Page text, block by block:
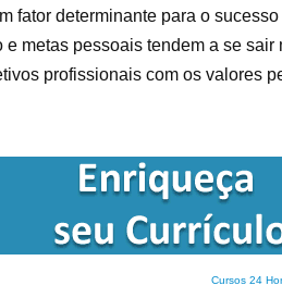
fator determinante para o
e metas pessoais tendem a se
profissionais com os valores
Cursos 24